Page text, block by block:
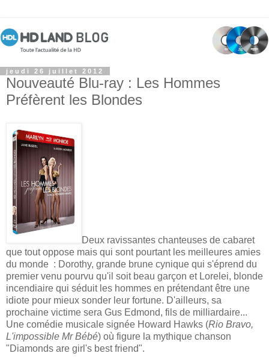
jeudi 26 juillet 2012
Nouveauté Blu-ray : Les Hommes
Préfèrent les Blondes
Deux ravissantes chanteuses de cabaret
que tout oppose mais qui sont pourtant les meilleures amies
du monde : Dorothy, grande brune cynique qui s'éprend du
premier venu pourvu qu'il soit beau garçon et Lorelei, blonde
incendiaire qui séduit les hommes en prétendant être une
idiote pour mieux sonder leur fortune. D'ailleurs, sa
prochaine victime sera Gus Edmond, fils de milliardaire...
Une comédie musicale signée Howard Hawks (Rio Bravo,
L'impossible Mr Bébé) où figure la mythique chanson
"Diamonds are girl's best friend".